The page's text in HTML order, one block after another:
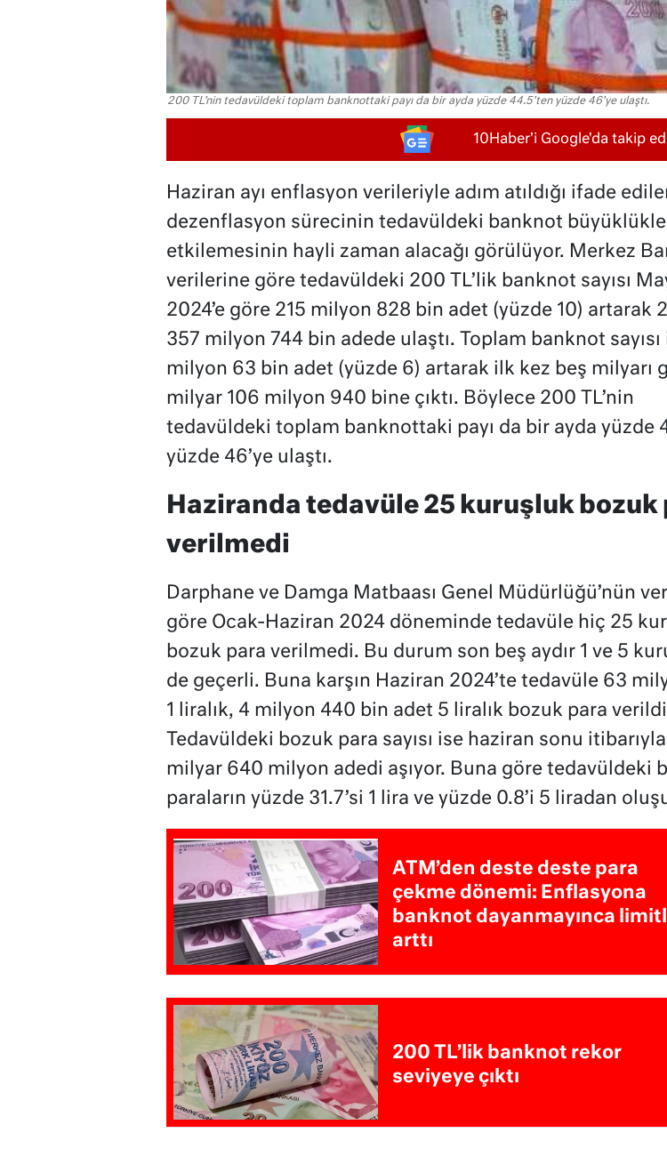
200 TL’nin tedavüldeki toplam banknottaki payı da bir ayda yüzde 44.5’ten yüzde 46’ye ulaştı.
10Haber'i Google'da takip
Haziran ayı enflasyon verileriyle adım atıldığı ifade
dezenflasyon sürecinin tedavüldeki banknot
etkilemesinin hayli zaman alacağı görülüyor. Merkez
verilerine göre tedavüldeki 200 TL’lik banknot sayısı
2024’e göre 215 milyon 828 bin adet (yüzde 10) artarak
357 milyon 744 bin adede ulaştı. Toplam banknot
milyon 63 bin adet (yüzde 6) artarak ilk kez beş milyarı
milyar 106 milyon 940 bine çıktı. Böylece 200 TL’nin
tedavüldeki toplam banknottaki payı da bir ayda yüzde
yüzde 46’ye ulaştı.
Haziranda tedavüle 25 kuruşluk bozuk
verilmedi
Darphane ve Damga Matbaası Genel Müdürlüğü’nün
göre Ocak-Haziran 2024 döneminde tedavüle hiç 25
bozuk para verilmedi. Bu durum son beş aydır 1 ve 5
de geçerli. Buna karşın Haziran 2024’te tedavüle 63
1 liralık, 4 milyon 440 bin adet 5 liralık bozuk para
Tedavüldeki bozuk para sayısı ise haziran sonu itibarıyla
milyar 640 milyon adedi aşıyor. Buna göre tedavüldeki
paraların yüzde 31.7’si 1 lira ve yüzde 0.8’i 5 liradan
ATM’den deste deste para
çekme dönemi: Enflasyona
banknot dayanmayınca
arttı
200 TL’lik banknot rekor
seviyeye çıktı